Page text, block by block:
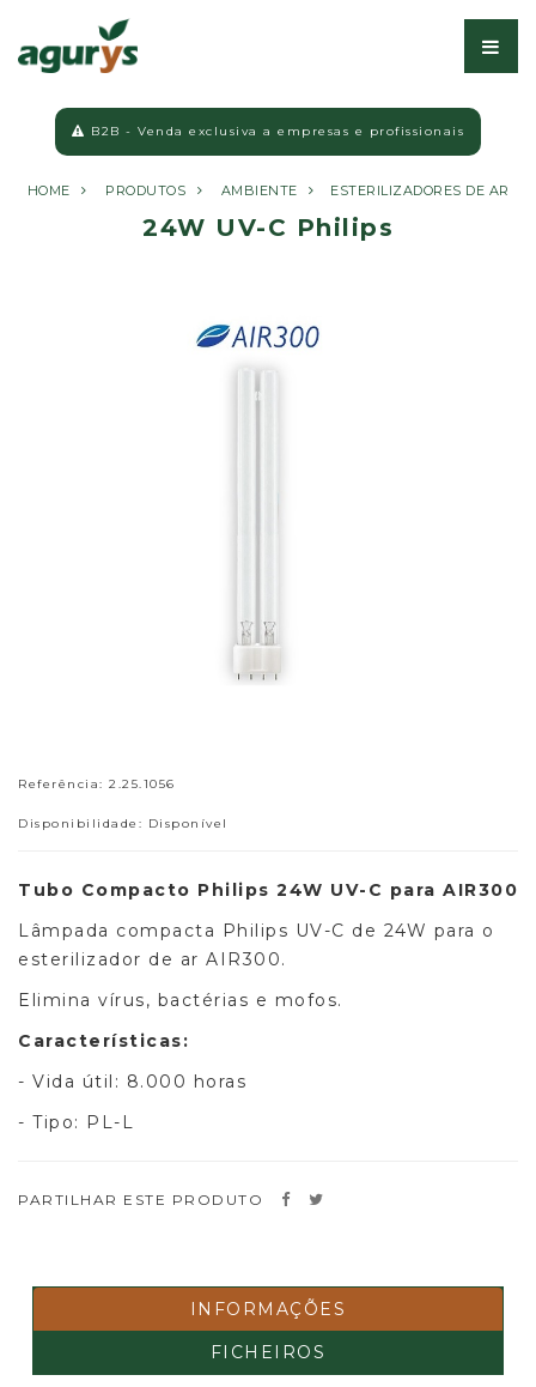
B2B - Venda exclusiva a empresas e profissionais
HOME PRODUTOS AMBIENTE ESTERILIZADORES DE AR
24W UV-C Philips
Referência: 2.25.1056
Disponibilidade: Disponível
Tubo Compacto Philips 24W UV-C para AIR300
Lâmpada compacta Philips UV-C de 24W para o
esterilizador de ar AIR300.
Elimina vírus, bactérias e mofos.
Características:
- Vida útil: 8.000 horas
- Tipo: PL-L
PARTILHAR ESTE PRODUTO
INFORMAÇÕES
FICHEIROS